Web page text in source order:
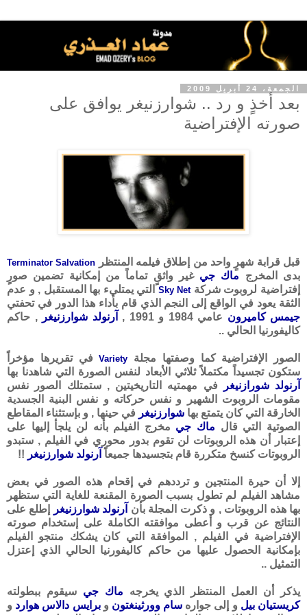
الجمعة، 24 أبريل 2009
بعد أخذٍ و رد .. شوارزنيغر يوافق على
صورته الإفتراضية
قبل قرابة شهرٍ واحد من إطلاق فيلمه المنتظر Terminator Salvation
بدى المخرج ماك جي غير واثقٍ تماماً من إمكانية تضمين صورٍ
إفتراضية لروبوت شركةSky Netالتي يمتليء بها المستقبل , و عدم
الثقة يعود في الواقع إلى النجم الذي قام بأداء هذا الدور في تحفتي
جيمس كاميرون عامي 1984 و 1991 , آرنولد شوارزنيغر
, حاكم
كاليفورنيا الحالي ..
الصور الإفتراضية كما وصفتها مجلة Varietyفي تقريرها مؤخراً
ستكون تجسيداً مكتملاً ثلاثي الأبعاد لنفس الصورة التي شاهدنا بها
آرنولد شورازنيغر
في مهمتيه التاريخيتين , ستمتلك الصور نفس
مقومات الروبوت الشهير و نفس حركاته و نفس البنية الجسدية
الخارقة التي كان يتمتع بها شوارزنيغر في حينها , و بإستثناء المقاطع
الصوتية التي قال ماك جي مخرج الفيلم بأنه لن يلجأ إليها على
إعتبار أن هذه الروبوتات لن تقوم بدور محوري في الفيلم , ستبدو
الروبوتات كنسخ متكررة قام بتجسيدها جميعاً آرنولد شوارزنيغر !!
إلا أن حيرة المنتجين و ترددهم في إقحام هذه الصور في بعض
مشاهد الفيلم لم تطول بسبب الصورة المقنعة للغاية التي ستظهر
بها هذه الروبوتات , و ذكرت المجلة بأن آرنولد شوارزنيغر
إطلع على
النتائج عن قرب و أعطى موافقته الكاملة على إستخدام صورته
الإفتراضية في الفيلم , الموافقة التي كان يشكك منتجو الفيلم
بإمكانية الحصول عليها من حاكم كاليفورنيا الحالي الذي إعتزل
التمثيل ..
يذكر أن العمل المنتظر الذي يخرجه ماك جي سيقوم ببطولته
كريستيان بيل و إلى جواره سام وورثينغتون وبرايس دالاس هوارد و